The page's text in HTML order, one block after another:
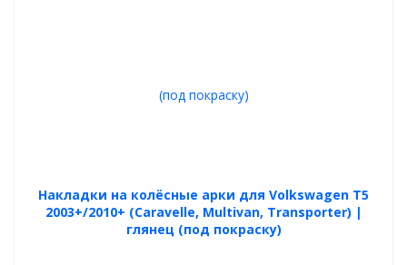
Накладки на колёсные арки для Volkswagen T5
2003+/2010+ (Caravelle, Multivan, Transporter) |
глянец (под покраску)